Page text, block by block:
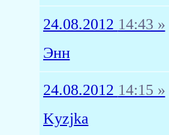
24.08.2012 14:43 »
Энн
24.08.2012 14:15 »
Kyzjka